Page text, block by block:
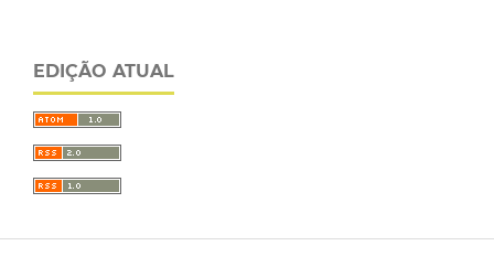
EDIÇÃO ATUAL